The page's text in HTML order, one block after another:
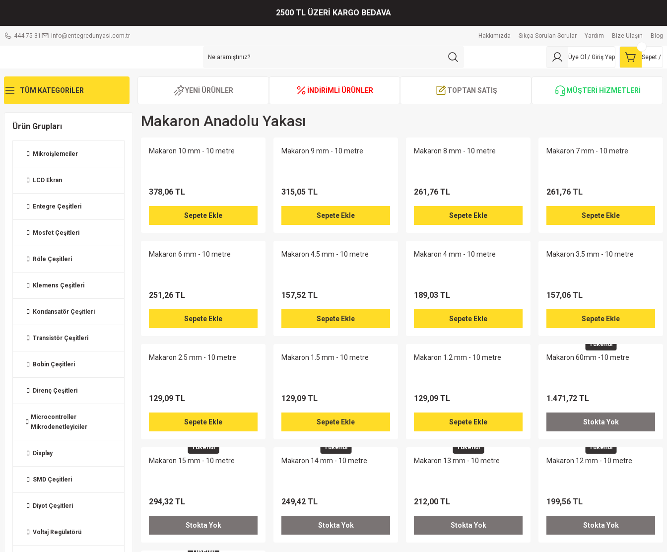
2500 TL ÜZERİ KARGO BEDAVA
444 75 31 info@entegredunyasi.com.tr Hakkımızda Sıkça Sorulan Sorular Yardım Bize Ulaşın Blog
Üye Ol / Giriş Yap Sepet /
TÜM KATEGORİLER YENİ ÜRÜNLER İNDİRİMLİ ÜRÜNLER TOPTAN SATIŞ MÜŞTERİ HİZMETLERİ
Ürün Grupları
Mikroişlemciler
LCD Ekran
Entegre Çeşitleri
Mosfet Çeşitleri
Röle Çeşitleri
Klemens Çeşitleri
Kondansatör Çeşitleri
Transistör Çeşitleri
Bobin Çeşitleri
Direnç Çeşitleri
Microcontroller
Mikrodenetleyiciler
Display
SMD Çeşitleri
Diyot Çeşitleri
Voltaj Regülatörü
Makaron Anadolu Yakası
Makaron 10 mm - 10 metre
378,06 TL
Sepete Ekle
Makaron 9 mm - 10 metre
315,05 TL
Sepete Ekle
Makaron 8 mm - 10 metre
261,76 TL
Sepete Ekle
Makaron 7 mm - 10 metre
261,76 TL
Sepete Ekle
Makaron 6 mm - 10 metre
251,26 TL
Sepete Ekle
Makaron 4.5 mm - 10 metre
157,52 TL
Sepete Ekle
Makaron 4 mm - 10 metre
189,03 TL
Sepete Ekle
Makaron 3.5 mm - 10 metre
157,06 TL
Sepete Ekle
Makaron 2.5 mm - 10 metre
129,09 TL
Sepete Ekle
Makaron 1.5 mm - 10 metre
129,09 TL
Sepete Ekle
Makaron 1.2 mm - 10 metre
129,09 TL
Sepete Ekle
Tükendi
Makaron 60mm -10 metre
1.471,72 TL
Stokta Yok
Tükendi
Makaron 15 mm - 10 metre
294,32 TL
Stokta Yok
Tükendi
Makaron 14 mm - 10 metre
249,42 TL
Stokta Yok
Tükendi
Makaron 13 mm - 10 metre
212,00 TL
Stokta Yok
Tükendi
Makaron 12 mm - 10 metre
199,56 TL
Stokta Yok
Tükendi